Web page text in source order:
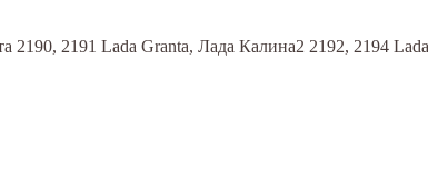
2190, 2191 Lada Granta, Лада Калина2 2192, 2194